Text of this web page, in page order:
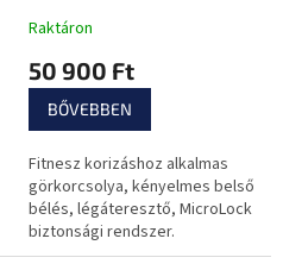
Raktáron
50 900 Ft
BŐVEBBEN
Fitnesz korizáshoz alkalmas
görkorcsolya, kényelmes belső
bélés, légáteresztő, MicroLock
biztonsági rendszer.